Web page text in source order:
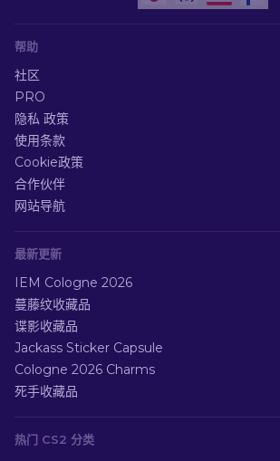
帮助
社区
PRO
隐私 政策
使用条款
Cookie政策
合作伙伴
网站导航
最新更新
IEM Cologne 2026
蔓藤纹收藏品
谍影收藏品
Jackass Sticker Capsule
Cologne 2026 Charms
死手收藏品
热门 CS2 分类